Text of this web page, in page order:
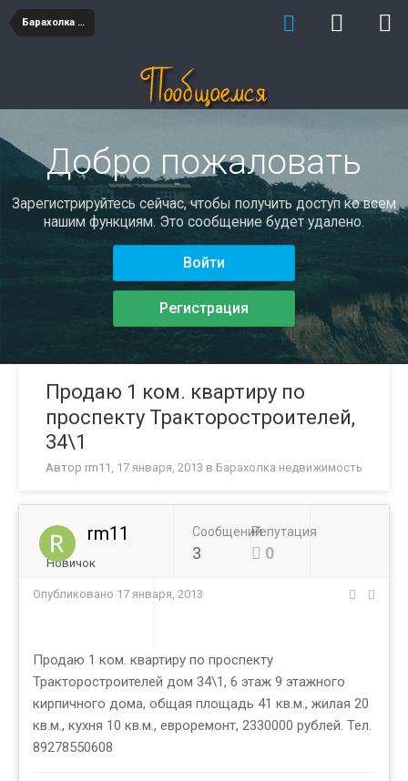
Барахолка недвижимость
Добро пожаловать
Зарегистрируйтесь сейчас, чтобы получить доступ ко всем
нашим функциям. Это сообщение будет удалено.
Войти
Регистрация
Продаю 1 ком. квартиру по
проспекту Тракторостроителей,
34\1
Автор rm11 , 17 января, 2013 в Барахолка недвижимость
rm11
Новичок
Сообщений
3
Репутация
0
Опубликовано 17 января, 2013
Продаю 1 ком. квартиру по проспекту
Тракторостроителей дом 34\1, 6 этаж 9 этажного
кирпичного дома, общая площадь 41 кв.м., жилая 20
кв.м., кухня 10 кв.м., евроремонт, 2330000 рублей. Тел.
89278550608